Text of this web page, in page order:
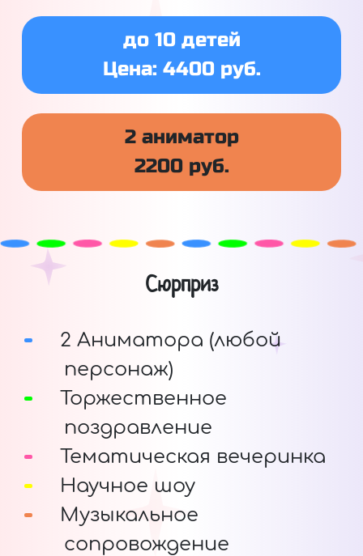
до 10 детей
Цена: 4400 руб.
2 аниматор
2200 руб.
Сюрприз
2 Аниматора (любой
персонаж)
Торжественное
поздравление
Тематическая вечеринка
Научное шоу
Музыкальное
сопровождение